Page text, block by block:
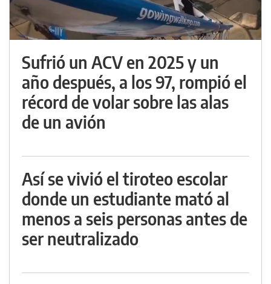
Sufrió un ACV en 2025 y un
año después, a los 97, rompió el
récord de volar sobre las alas
de un avión
Así se vivió el tiroteo escolar
donde un estudiante mató al
menos a seis personas antes de
ser neutralizado